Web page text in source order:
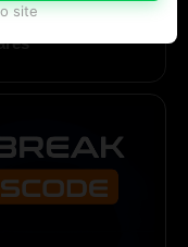
site